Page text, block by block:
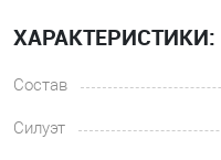
ХАРАКТЕРИСТИКИ:
Состав
Силуэт